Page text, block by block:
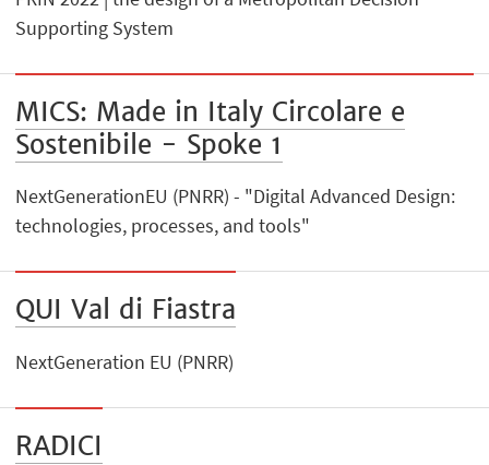
Supporting System
MICS: Made in Italy Circolare e
Sostenibile - Spoke 1
NextGenerationEU (PNRR) - "Digital Advanced Design:
technologies, processes, and tools"
QUI Val di Fiastra
NextGeneration EU (PNRR)
RADICI